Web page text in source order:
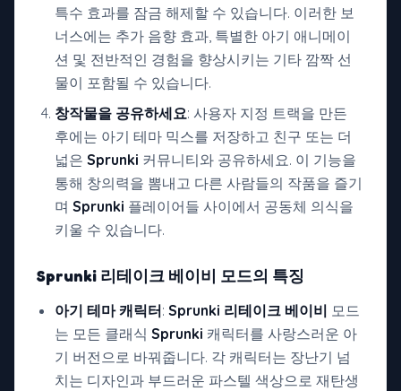
특수 효과를 잠금 해제할 수 있습니다. 이러한 보
너스에는 추가 음향 효과, 특별한 아기 애니메이
션 및 전반적인 경험을 향상시키는 기타 깜짝 선
물이 포함될 수 있습니다.
창작물을 공유하세요: 사용자 지정 트랙을 만든
후에는 아기 테마 믹스를 저장하고 친구 또는 더
넓은 Sprunki 커뮤니티와 공유하세요. 이 기능을
통해 창의력을 뽐내고 다른 사람들의 작품을 즐기
며 Sprunki 플레이어들 사이에서 공동체 의식을
키울 수 있습니다.
Sprunki 리테이크 베이비 모드의 특징
아기 테마 캐릭터: Sprunki 리테이크 베이비 모드
는 모든 클래식 Sprunki 캐릭터를 사랑스러운 아
기 버전으로 바꿔줍니다. 각 캐릭터는 장난기 넘
치는 디자인과 부드러운 파스텔 색상으로 재탄생